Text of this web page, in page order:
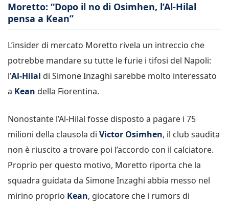
Moretto: “Dopo il no di Osimhen, l’Al-Hilal
pensa a Kean”
L’insider di mercato Moretto rivela un intreccio che
potrebbe mandare su tutte le furie i tifosi del Napoli:
l’Al-Hilal di Simone Inzaghi sarebbe molto interessato
a Kean della Fiorentina.
Nonostante l’Al-Hilal fosse disposto a pagare i 75
milioni della clausola di Victor Osimhen, il club saudita
non è riuscito a trovare poi l’accordo con il calciatore.
Proprio per questo motivo, Moretto riporta che la
squadra guidata da Simone Inzaghi abbia messo nel
mirino proprio Kean, giocatore che i rumors di